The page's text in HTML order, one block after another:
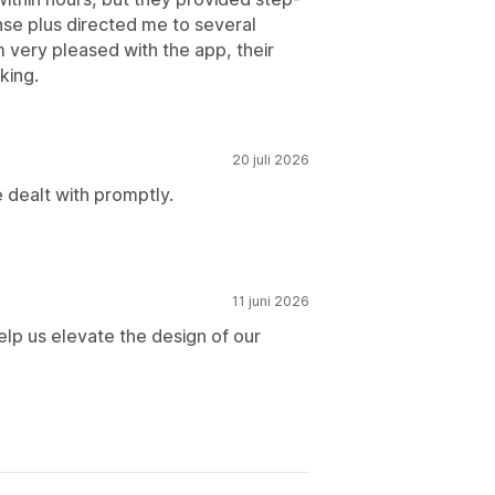
plus directed me to several
very pleased with the app, their
20 juli 2026
dealt with promptly.
11 juni 2026
us elevate the design of our